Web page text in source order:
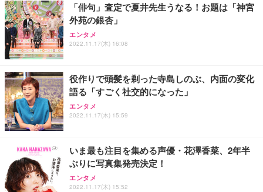
「俳句」査定で夏井先生うなる！お題は「神宮
外苑の銀杏」
エンタメ
2022.11.17(木) 16:08
役作りで頭髪を剃った寺島しのぶ、内面の変化
語る「すごく社交的になった」
エンタメ
2022.11.17(木) 15:59
いま最も注目を集める声優・花澤香菜、2年半
ぶりに写真集発売決定！
エンタメ
2022.11.17(木) 15:52